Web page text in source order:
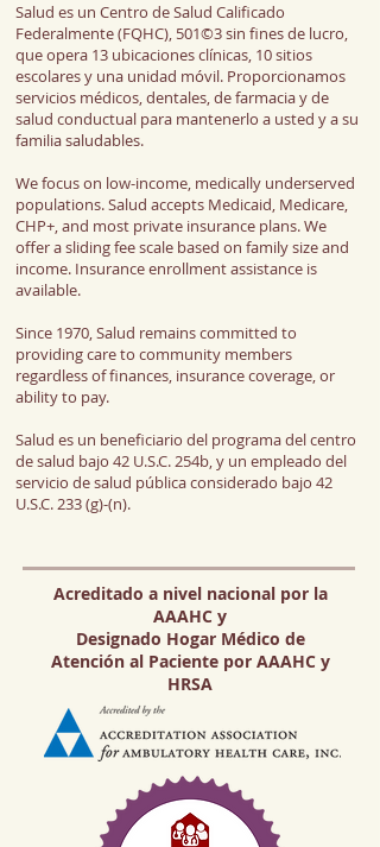
Salud es un Centro de Salud Calificado
Federalmente (FQHC), 501©3 sin fines de lucro,
que opera 13 ubicaciones clínicas, 10 sitios
escolares y una unidad móvil. Proporcionamos
servicios médicos, dentales, de farmacia y de
salud conductual para mantenerlo a usted y a su
familia saludables.
We focus on low-income, medically underserved
populations. Salud accepts Medicaid, Medicare,
CHP+, and most private insurance plans.We
offer a sliding fee scale based on family size and
income. Insurance enrollment assistance is
available.
Since 1970, Salud remains committed to
providing care to community members
regardless of finances, insurance coverage, or
ability to pay.
Salud es un beneficiario del programa del centro
de salud bajo 42 U.S.C. 254b, y un empleado del
servicio de salud pública considerado bajo 42
U.S.C. 233 (g)-(n).
Acreditado a nivel nacional por la
AAAHC y
Designado Hogar Médico de
Atención al Paciente por AAAHC y
HRSA